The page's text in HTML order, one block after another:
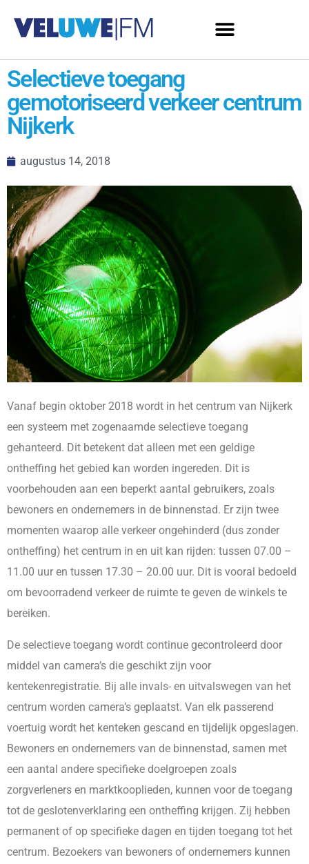
Selectieve toegang
gemotoriseerd verkeer centrum
Nijkerk
augustus 14, 2018
Vanaf begin oktober 2018 wordt in het centrum van Nijkerk
een systeem met zogenaamde selectieve toegang
gehanteerd. Dit betekent dat alleen met een geldige
ontheffing het gebied kan worden ingereden. Dit is
voorbehouden aan een beperkt aantal gebruikers, zoals
bewoners en ondernemers in de binnenstad. Er zijn twee
momenten waarop alle verkeer ongehinderd (dus zonder
ontheffing) het centrum in en uit kan rijden: tussen 07.00 –
11.00 uur en tussen 17.30 – 20.00 uur. Dit is vooral bedoeld
om bevoorradend verkeer de ruimte te geven de winkels te
bereiken.
De selectieve toegang wordt continue gecontroleerd door
middel van camera’s die geschikt zijn voor
kentekenregistratie. Bij alle invals- en uitvalswegen van het
centrum worden camera’s geplaatst. Van elk passerend
voertuig wordt het kenteken gescand en tijdelijk opgeslagen.
Bewoners en ondernemers van de binnenstad, samen met
een aantal andere specifieke doelgroepen zoals
zorgverleners en marktkooplieden, kunnen voor de toegang
tot de geslotenverklaring een ontheffing krijgen. Zij hebben
permanent of op specifieke dagen en tijden toegang tot het
centrum. Bezoekers van bewoners of ondernemers kunnen